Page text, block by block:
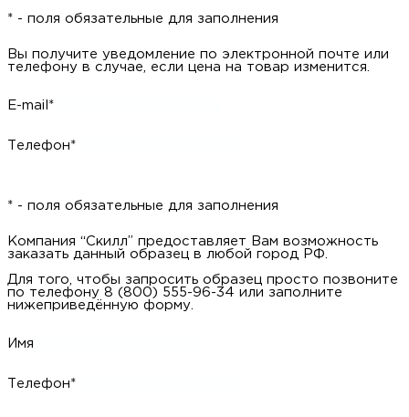
* - поля обязательные для заполнения
Вы получите уведомление по электронной почте или
телефону в случае, если цена на товар изменится.
E-mail*
Телефон*
* - поля обязательные для заполнения
Компания “Скилл” предоставляет Вам возможность
заказать данный образец в любой город РФ.
Для того, чтобы запросить образец просто позвоните
по телефону 8 (800) 555-96-34 или заполните
нижеприведённую форму.
Имя
Телефон*